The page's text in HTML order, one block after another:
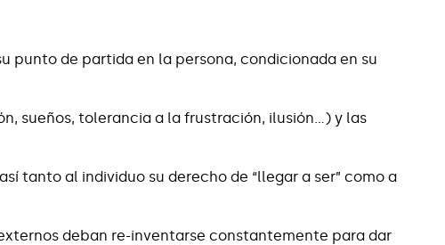
punto de partida en la persona, condicionada en su
sueños, tolerancia a la frustración, ilusión…) y las
tanto al individuo su derecho de “llegar a ser” como a
deban re-inventarse constantemente para dar